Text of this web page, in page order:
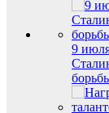
9